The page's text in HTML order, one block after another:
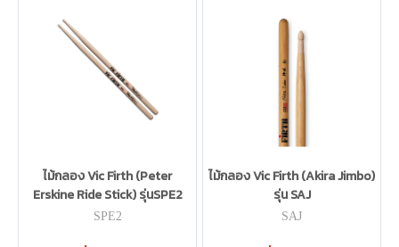
ไม้กลอง Vic Firth (Peter
Erskine Ride Stick) รุ่นSPE2
SPE2
ไม้กลอง Vic Firth (Akira Jimbo)
รุ่น SAJ
SAJ